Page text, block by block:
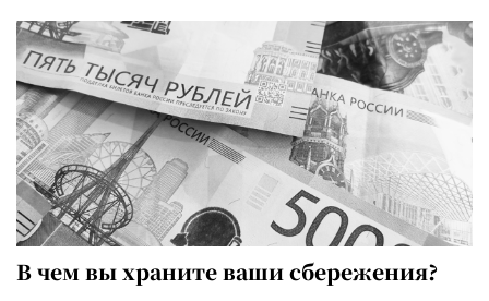
В чем вы храните ваши сбережения?